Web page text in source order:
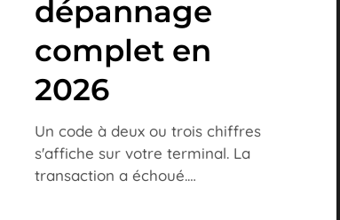
dépannage
complet en
2026
Un code à deux ou trois chiffres
s'affiche sur votre terminal. La
transaction a échoué.…